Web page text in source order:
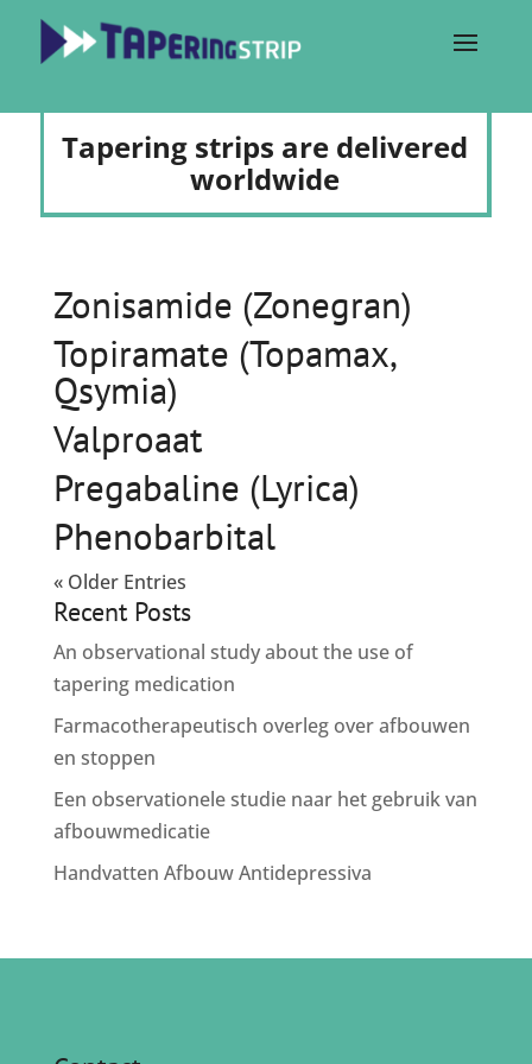
Tapering strips are delivered
worldwide
Zonisamide (Zonegran)
Topiramate (Topamax,
Qsymia)
Valproaat
Pregabaline (Lyrica)
Phenobarbital
« Older Entries
Recent Posts
An observational study about the use of
tapering medication
Farmacotherapeutisch overleg over afbouwen
en stoppen
Een observationele studie naar het gebruik van
afbouwmedicatie
Handvatten Afbouw Antidepressiva